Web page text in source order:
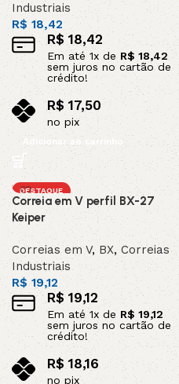
Industriais
R$ 18,42
R$ 18,42
Em até 1x de R$ 18,42
sem juros no cartão de
crédito!
R$ 17,50
no pix
Adicionar ao carrinho
DESTAQUE
Correia em V perfil BX-27
Keiper
Correias em V,BX, Correias
Industriais
R$19,12
R$19,12
Em até 1x de R$ 19,12
sem juros no cartão de
crédito!
R$ 18,16
no pix